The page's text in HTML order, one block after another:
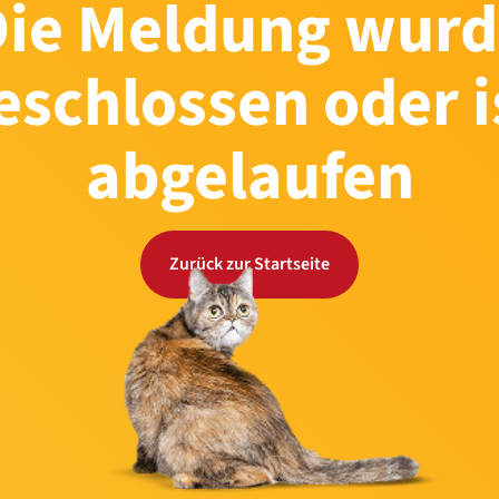
Meldung
oder
abgelaufen
Zurück zur Startseite